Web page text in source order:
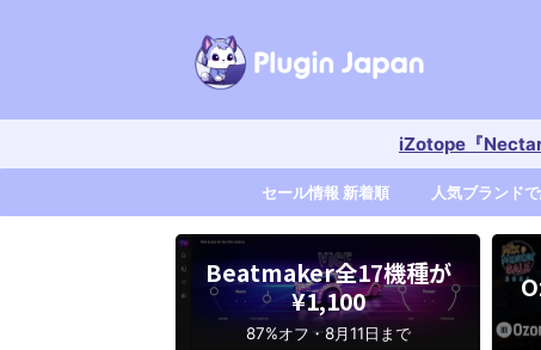
iZotope『
セール情報 新着順 人気ブランド
Beatmaker全17機種が
¥1,100
87%オフ・8月11日まで